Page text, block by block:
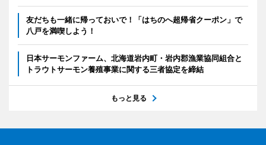
友だちも一緒に帰っておいで！「はちのへ超帰省クーポン」で
八戸を満喫しよう！
日本サーモンファーム、北海道岩内町・岩内郡漁業協同組合と
トラウトサーモン養殖事業に関する三者協定を締結
もっと見る